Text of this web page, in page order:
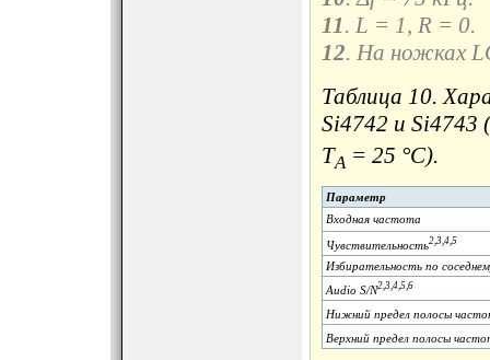
11. L = 1, R = 0.
12. На ножках
Таблица 10.
Si4742 и Si4743
TA = 25 °C).
Параметр
Входная частота
Чувствительность2,3,4,5
Избирательность по
Audio S/N2,3,4,5,6
Нижний предел полосы
Верхний предел полосы